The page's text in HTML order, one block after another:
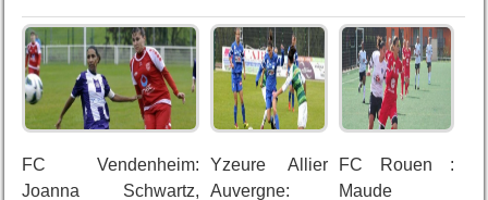
FC Vendenheim:
Joanna Schwartz,
Yzeure Allier
Auvergne:
FC Rouen :
Maude